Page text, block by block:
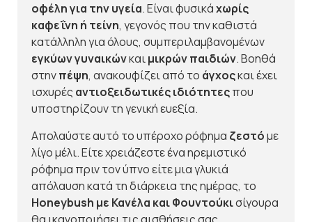
οφέλη για την υγεία. Είναι φυσικάχωρίς
καφεΐνη ή τείνη, γεγονός που την καθιστά
κατάλληλη για όλους, συμπεριλαμβανομένων
εγκύων γυναικώνκαιμικρών παιδιών. Βοηθά
στηνπέψη, ανακουφίζει από το άγχοςκαι έχει
ισχυρές αντιοξειδωτικές ιδιότητεςπου
υποστηρίζουν τη γενική ευεξία.
Απολαύστε αυτό το υπέροχο ρόφημα ζεστόμε
λίγο μέλι. Είτε χρειάζεστε ένα ηρεμιστικό
ρόφημα πριν τον ύπνο είτε μια γλυκιά
απόλαυση κατά τη διάρκεια της ημέρας, το
Honeybush με Κανέλα και Φουντούκισίγουρα